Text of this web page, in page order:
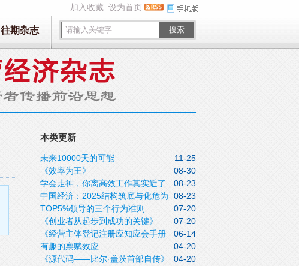
加入收藏 设为首页
搜索
往期杂志
本类更新
11-25
未来10000天的可能
08-30
《效率为王》
08-23
学会走神，你离高效工作其实近了
一步 08-23
中国经济：2025结构筑底与化危为
机 07-20
TOP5%领导的三个行为准则
07-20
《创业者从起步到成功的关键》
06-14
《经营主体登记注册应知应会手册
（2025年 版）》 04-20
有趣的禀赋效应
04-20
《源代码——比尔·盖茨首部自传》